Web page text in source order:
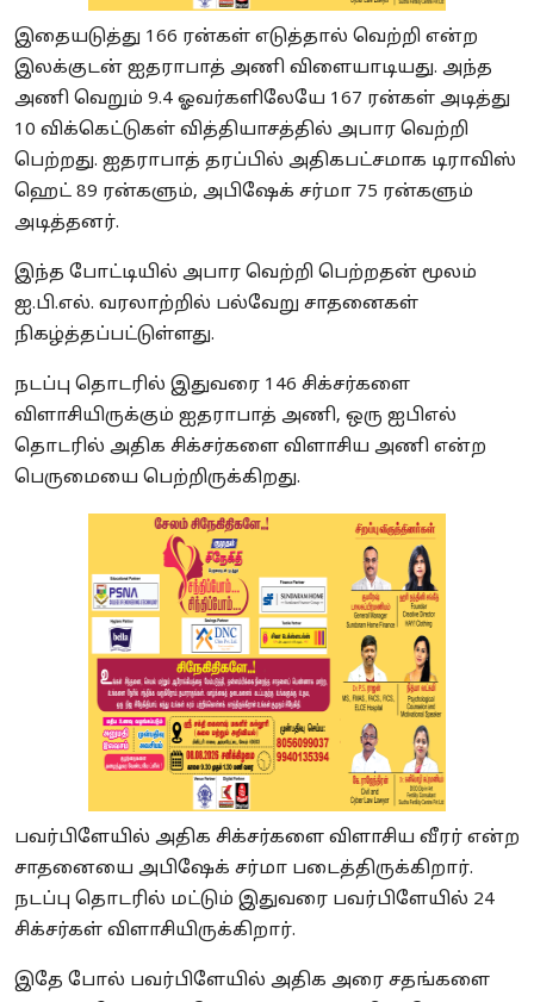
இதையடுத்து 166 ரன்கள் எடுத்தால் வெற்றி என்ற
இலக்குடன் ஐதராபாத் அணி விளையாடியது. அந்த
அணி வெறும் 9.4 ஓவர்களிலேயே 167 ரன்கள் அடித்து
10 விக்கெட்டுகள் வித்தியாசத்தில் அபார வெற்றி
பெற்றது. ஐதராபாத் தரப்பில் அதிகபட்சமாக டிராவிஸ்
ஹெட் 89 ரன்களும், அபிஷேக் சர்மா 75 ரன்களும்
அடித்தனர்.
இந்த போட்டியில் அபார வெற்றி பெற்றதன் மூலம்
ஐ.பி.எல். வரலாற்றில் பல்வேறு சாதனைகள்
நிகழ்த்தப்பட்டுள்ளது.
நடப்பு தொடரில் இதுவரை 146 சிக்சர்களை
விளாசியிருக்கும் ஐதராபாத் அணி, ஒரு ஐபிஎல்
தொடரில் அதிக சிக்சர்களை விளாசிய அணி என்ற
பெருமையை பெற்றிருக்கிறது.
பவர்பிளேயில் அதிக சிக்சர்களை விளாசிய வீரர் என்ற
சாதனையை அபிஷேக் சர்மா படைத்திருக்கிறார்.
நடப்பு தொடரில் மட்டும் இதுவரை பவர்பிளேயில் 24
சிக்சர்கள் விளாசியிருக்கிறார்.
இதே போல் பவர்பிளேயில் அதிக அரை சதங்களை